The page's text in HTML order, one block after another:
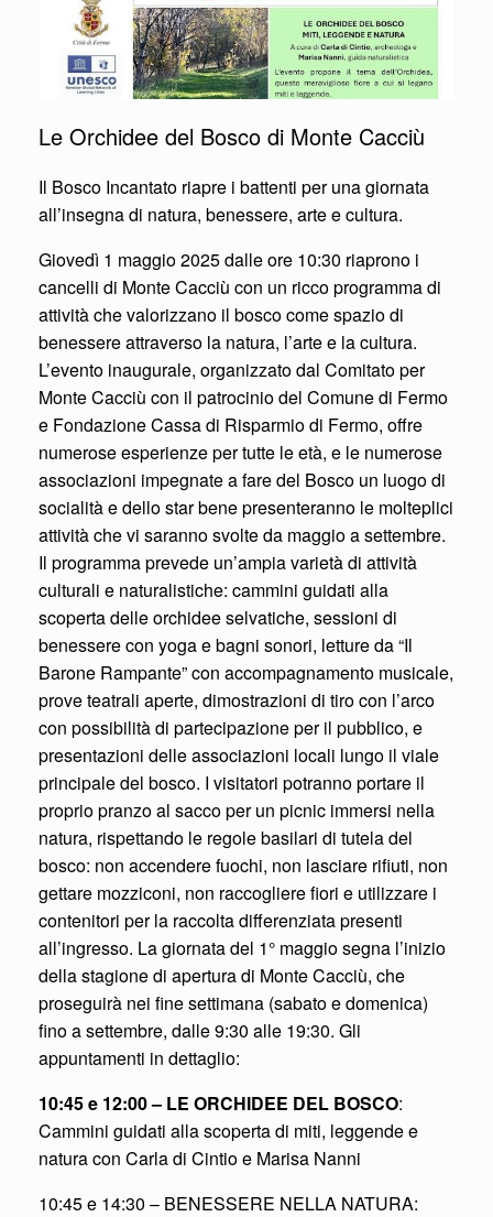
Le Orchidee del Bosco di Monte Cacciù
Il Bosco Incantato riapre i battenti per una giornata
all’insegna di natura, benessere, arte e cultura.
Giovedì 1 maggio 2025 dalle ore 10:30 riaprono i
cancelli di Monte Cacciù con un ricco programma di
attività che valorizzano il bosco come spazio di
benessere attraverso la natura, l’arte e la cultura.
L’evento inaugurale, organizzato dal Comitato per
Monte Cacciù con il patrocinio del Comune di Fermo
e Fondazione Cassa di Risparmio di Fermo, offre
numerose esperienze per tutte le età, e le numerose
associazioni impegnate a fare del Bosco un luogo di
socialità e dello star bene presenteranno le molteplici
attività che vi saranno svolte da maggio a settembre.
Il programma prevede un’ampia varietà di attività
culturali e naturalistiche: cammini guidati alla
scoperta delle orchidee selvatiche, sessioni di
benessere con yoga e bagni sonori, letture da “Il
Barone Rampante” con accompagnamento musicale,
prove teatrali aperte, dimostrazioni di tiro con l’arco
con possibilità di partecipazione per il pubblico, e
presentazioni delle associazioni locali lungo il viale
principale del bosco. I visitatori potranno portare il
proprio pranzo al sacco per un picnic immersi nella
natura, rispettando le regole basilari di tutela del
bosco: non accendere fuochi, non lasciare rifiuti, non
gettare mozziconi, non raccogliere fiori e utilizzare i
contenitori per la raccolta differenziata presenti
all’ingresso. La giornata del 1° maggio segna l’inizio
della stagione di apertura di Monte Cacciù, che
proseguirà nei fine settimana (sabato e domenica)
fino a settembre, dalle 9:30 alle 19:30. Gli
appuntamenti in dettaglio:
10:45 e 12:00 – LE ORCHIDEE DEL BOSCO:
Cammini guidati alla scoperta di miti, leggende e
natura con Carla di Cintio e Marisa Nanni
10:45 e 14:30 – BENESSERE NELLA NATURA: